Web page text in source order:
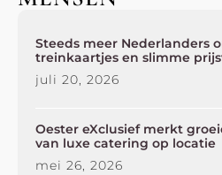
Steeds meer Nederlanders
treinkaartjes en slimme
juli 20, 2026
Oester eXclusief merkt
van luxe catering op locatie
mei 26, 2026